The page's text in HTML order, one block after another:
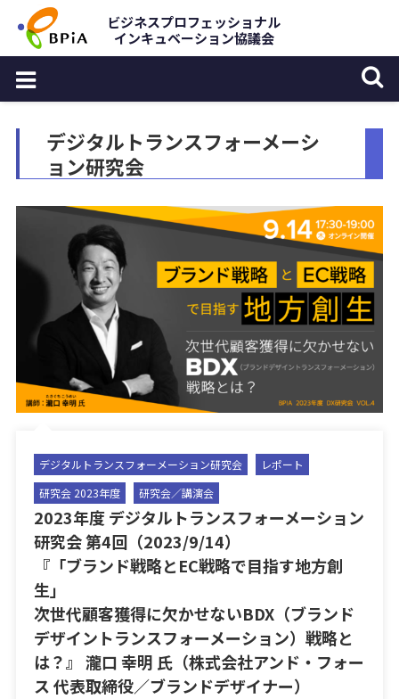
content
ビジネスプロフェッショナル
インキュベーション協議会
デジタルトランスフォーメーシ
ョン研究会
デジタルトランスフォーメーション研究会
レポート
研究会 2023年度
研究会／講演会
2023年度 デジタルトランスフォーメーション
研究会 第4回（2023/9/14）
『「ブランド戦略とEC戦略で目指す地方創
生」
次世代顧客獲得に欠かせないBDX（ブランド
デザイントランスフォーメーション）戦略と
は？』 瀧口 幸明 氏（株式会社アンド・フォー
ス 代表取締役／ブランドデザイナー）